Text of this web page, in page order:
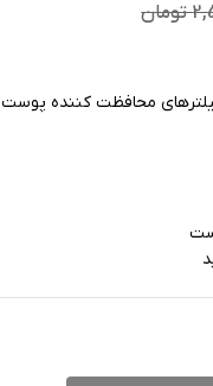
محافظت کننده پوست